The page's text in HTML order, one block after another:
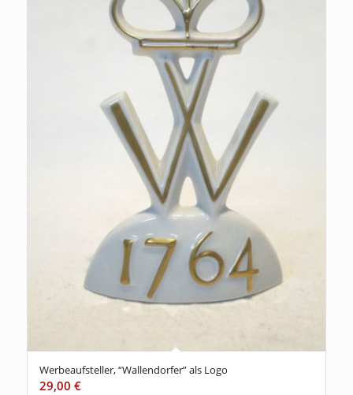
Werbeaufsteller, “Wallendorfer” als Logo
29,00 €